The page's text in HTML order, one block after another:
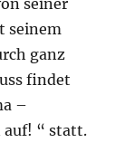
seinem
ganz
findet
–
auf! “ statt.